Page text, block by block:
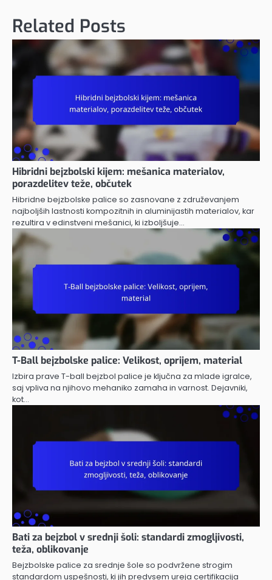
Related Posts
Hibridni bejzbolski kijem: mešanica materialov,
porazdelitev teže, občutek
Hibridne bejzbolske palice so zasnovane z združevanjem
najboljših lastnosti kompozitnih in aluminijastih materialov, kar
rezultira v edinstveni mešanici, ki izboljšuje…
T-Ball bejzbolske palice: Velikost, oprijem, material
Izbira prave T-ball bejzbol palice je ključna za mlade igralce,
saj vpliva na njihovo mehaniko zamaha in varnost. Dejavniki,
kot…
Bati za bejzbol v srednji šoli: standardi zmogljivosti,
teža, oblikovanje
Bejzbolske palice za srednje šole so podvržene strogim
standardom uspešnosti, ki jih predvsem ureja certifikacija